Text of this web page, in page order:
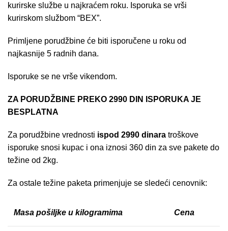
kurirske službe u najkraćem roku. Isporuka se vrši
kurirskom službom “BEX”.
Primljene porudžbine će biti isporučene u roku od
najkasnije 5 radnih dana.
Isporuke se ne vrše vikendom.
ZA PORUDŽBINE PREKO 2990 DIN ISPORUKA JE
BESPLATNA
Za porudžbine vrednosti ispod 2990 dinara troškove
isporuke snosi kupac i ona iznosi 360 din za sve pakete do
težine od 2kg.
Za ostale težine paketa primenjuje se sledeći cenovnik:
Masa pošiljke u kilogramima Cena